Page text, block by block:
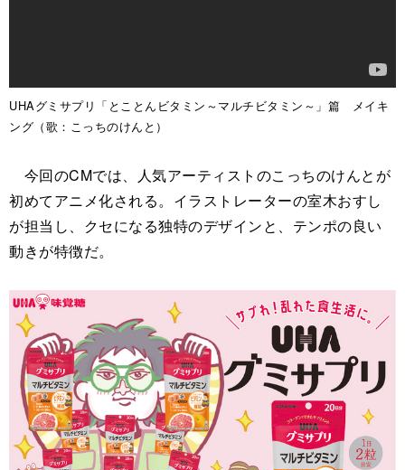
UHAグミサプリ「とことんビタミン～マルチビタミン～」篇 メイキ
ング（歌：こっちのけんと）
今回のCMでは、人気アーティストのこっちのけんとが
初めてアニメ化される。イラストレーターの室木おすし
が担当し、クセになる独特のデザインと、テンポの良い
動きが特徴だ。